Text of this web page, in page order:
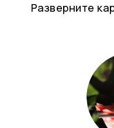
Разверните